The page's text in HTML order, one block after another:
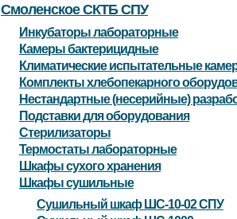
Смоленское СКТБ СПУ
Инкубаторы лабораторные
Камеры бактерицидные
Климатические испытательные
Комплекты хлебопекарного
Нестандартные (несерийные)
Подставки для оборудования
Стерилизаторы
Термостаты лабораторные
Шкафы сухого хранения
Шкафы сушильные
Сушильный шкаф ШС-10-02 СПУ